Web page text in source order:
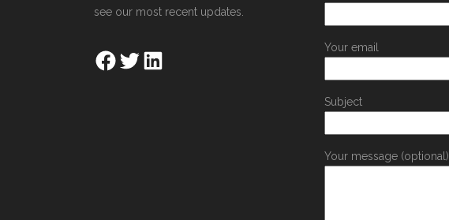
see our most recent updates.
Your email
Subject
Your message (optional)